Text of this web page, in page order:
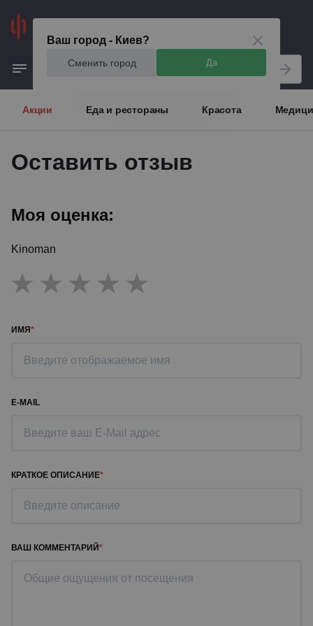
Ваш город - Киев?
Сменить город Да
Акции Еда и рестораны Красота
Оставить отзыв
Моя оценка:
Kinoman
ИМЯ
E-MAIL
КРАТКОЕ ОПИСАНИЕ
ВАШ КОММЕНТАРИЙ